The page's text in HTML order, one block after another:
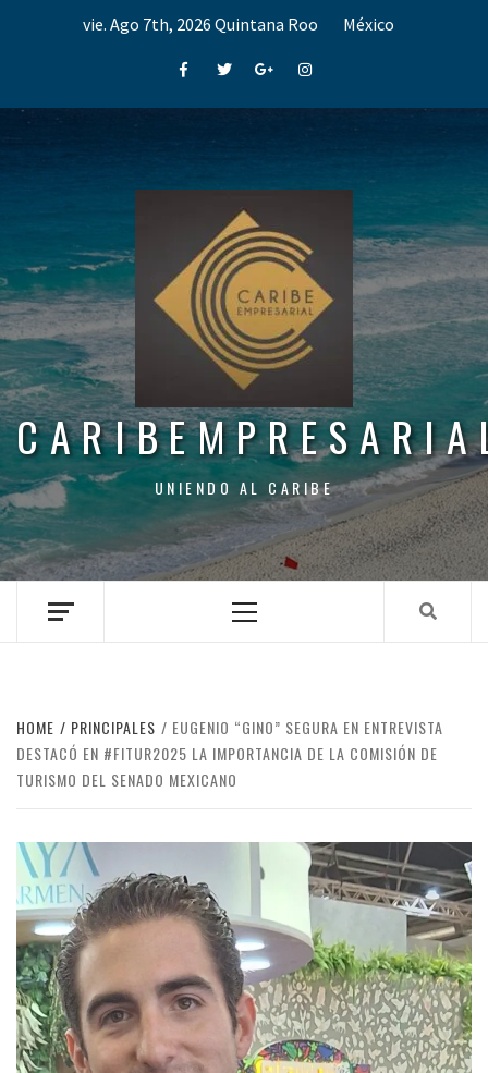
vie. Ago 7th, 2026 Quintana Roo México
FacebookTwitterGoogle+Instagram
UNIENDO AL CARIBE
Menu
HOME PRINCIPALES
EUGENIO “GINO” SEGURA EN ENTREVISTA
DESTACÓ EN #FITUR2025 LA IMPORTANCIA DE LA COMISIÓN DE
TURISMO DEL SENADO MEXICANO